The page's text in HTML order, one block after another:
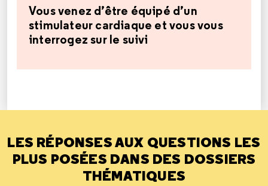
Vous venez d’être équipé d’un
stimulateur cardiaque et vous vous
interrogez sur le suivi
LES RÉPONSES AUX QUESTIONS LES
PLUS POSÉES DANS DES DOSSIERS
THÉMATIQUES